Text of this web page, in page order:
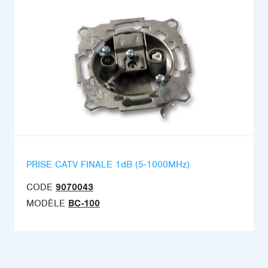
PRISE CATV FINALE 1dB (5-1000MHz)
CODE 9070043
MODÈLE BC-100